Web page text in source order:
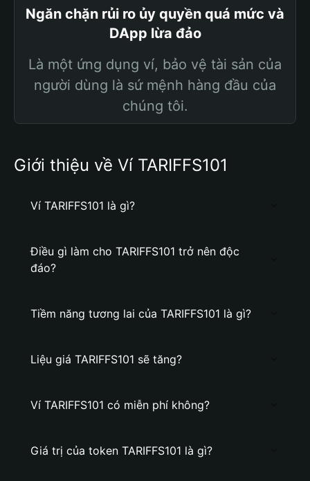
Ngăn chặn rủi ro ủy quyền quá mức và
DApp lừa đảo
Là một ứng dụng ví, bảo vệ tài sản của
người dùng là sứ mệnh hàng đầu của
chúng tôi.
Giới thiệu về Ví TARIFFS101
Ví TARIFFS101 là gì?
Điều gì làm cho TARIFFS101 trở nên độc
đáo?
Tiềm năng tương lai của TARIFFS101 là gì?
Liệu giá TARIFFS101 sẽ tăng?
Ví TARIFFS101 có miễn phí không?
Giá trị của token TARIFFS101 là gì?